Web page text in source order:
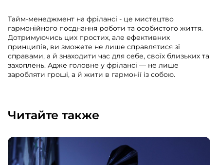
Тайм-менеджмент на фрілансі - це мистецтво
гармонійного поєднання роботи та особистого життя.
Дотримуючись цих простих, але ефективних
принципів, ви зможете не лише справлятися зі
справами, а й знаходити час для себе, своїх близьких та
захоплень. Адже головне у фрілансі — не лише
заробляти гроші, а й жити в гармонії із собою.
Читайте также